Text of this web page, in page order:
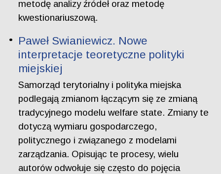
metodę analizy źródeł oraz metodę
kwestionariuszową.
Paweł Swianiewicz. Nowe
interpretacje teoretyczne polityki
miejskiej
Samorząd terytorialny i polityka miejska
podlegają zmianom łączącym się ze zmianą
tradycyjnego modelu welfare state. Zmiany te
dotyczą wymiaru gospodarczego,
politycznego i związanego z modelami
zarządzania. Opisując te procesy, wielu
autorów odwołuje się często do pojęcia